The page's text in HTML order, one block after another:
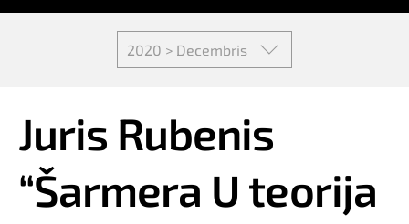
2020 > Decembris
Juris Rubenis
“Šarmera U teorija